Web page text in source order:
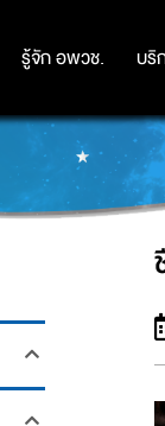
รู้จัก อพวช. บริ
รู้จัก อพวช. บริ